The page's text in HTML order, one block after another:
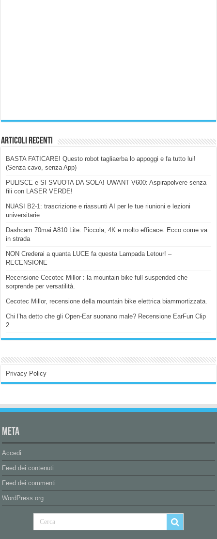
Articoli Recenti
BASTA FATICARE! Questo robot tagliaerba lo appoggi e fa tutto lui!
(Senza cavo, senza App)
PULISCE e SI SVUOTA DA SOLA! UWANT V600: Aspirapolvere senza
fili con LASER VERDE!
NUASI B2-1: trascrizione e riassunti AI per le tue riunioni e lezioni
universitarie
Dashcam 70mai A810 Lite: Piccola, 4K e molto efficace. Ecco come va
in strada
NON Crederai a quanta LUCE fa questa Lampada Letour! –
RECENSIONE
Recensione Cecotec Millor : la mountain bike full suspended che
sorprende per versatilità.
Cecotec Millor, recensione della mountain bike elettrica biammortizzata.
Chi l’ha detto che gli Open-Ear suonano male? Recensione EarFun Clip
2
Privacy Policy
Meta
Accedi
Feed dei contenuti
Feed dei commenti
WordPress.org